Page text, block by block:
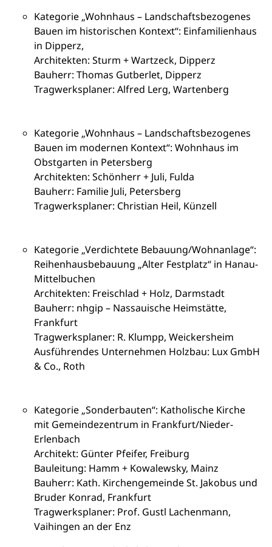
Kategorie „Wohnhaus – Landschaftsbezogenes
Bauen im historischen Kontext“: Einfamilienhaus
in Dipperz,
Architekten: Sturm + Wartzeck, Dipperz
Bauherr: Thomas Gutberlet, Dipperz
Tragwerksplaner: Alfred Lerg, Wartenberg
Kategorie „Wohnhaus – Landschaftsbezogenes
Bauen im modernen Kontext“: Wohnhaus im
Obstgarten in Petersberg
Architekten: Schönherr + Juli, Fulda
Bauherr: Familie Juli, Petersberg
Tragwerksplaner: Christian Heil, Künzell
Kategorie „Verdichtete Bebauung/Wohnanlage“:
Reihenhausbebauung „Alter Festplatz“ in Hanau-
Mittelbuchen
Architekten: Freischlad + Holz, Darmstadt
Bauherr: nhgip – Nassauische Heimstätte,
Frankfurt
Tragwerksplaner: R. Klumpp, Weickersheim
Ausführendes Unternehmen Holzbau: Lux GmbH
& Co., Roth
Kategorie „Sonderbauten“: Katholische Kirche
mit Gemeindezentrum in Frankfurt/Nieder-
Erlenbach
Architekt: Günter Pfeifer, Freiburg
Bauleitung: Hamm + Kowalewsky, Mainz
Bauherr: Kath. Kirchengemeinde St. Jakobus und
Bruder Konrad, Frankfurt
Tragwerksplaner: Prof. Gustl Lachenmann,
Vaihingen an der Enz